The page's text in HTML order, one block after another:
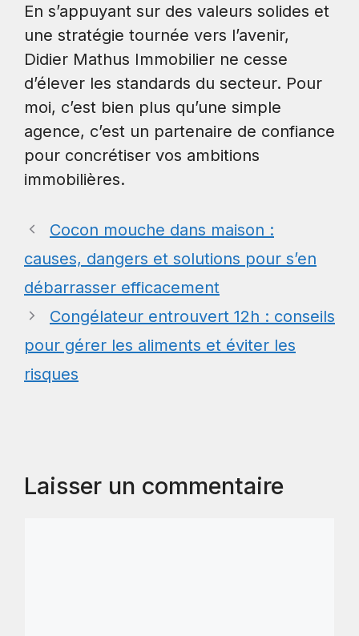
En s’appuyant sur des valeurs solides et
une stratégie tournée vers l’avenir,
Didier Mathus Immobilier ne cesse
d’élever les standards du secteur. Pour
moi, c’est bien plus qu’une simple
agence, c’est un partenaire de confiance
pour concrétiser vos ambitions
immobilières.
Cocon mouche dans maison :
causes, dangers et solutions pour s’en
débarrasser efficacement
Congélateur entrouvert 12h : conseils
pour gérer les aliments et éviter les
risques
Laisser un commentaire